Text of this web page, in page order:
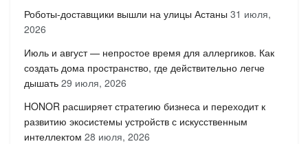
Роботы-доставщики вышли на улицы Астаны 31 июля,
2026
Июль и август — непростое время для аллергиков. Как
создать дома пространство, где действительно легче
дышать 29 июля, 2026
HONOR расширяет стратегию бизнеса и переходит к
развитию экосистемы устройств с искусственным
интеллектом 28 июля, 2026